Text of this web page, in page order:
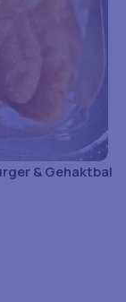
& Gehaktbal